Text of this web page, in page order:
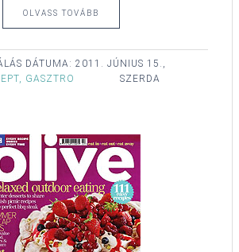
OLVASS TOVÁBB
DÁTUMA: 2011. JÚNIUS 15.,
SZERDA
GASZTRO